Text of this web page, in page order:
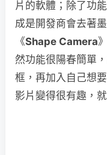
片的軟體；除了功
成是開發商會去著
《Shape Camera
然功能很陽春簡單
框，再加入自己想
影片變得很有趣，